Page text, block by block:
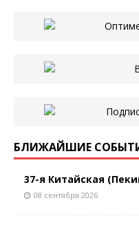
БЛИЖАЙШИЕ
37-я Китайская
08 сентября 2026